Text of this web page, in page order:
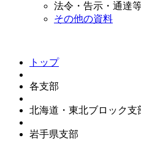
法令・告示・通達
その他の資料
トップ
各支部
北海道・東北ブロック支
岩手県支部